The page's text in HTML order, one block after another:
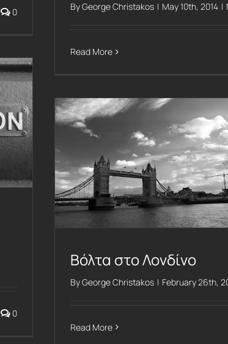
0 ByGeorge Christakos | May 10th, 2014 |
Read More
0
Βόλτα στο Λονδίνο
ByGeorge Christakos | February 26th,
Read More